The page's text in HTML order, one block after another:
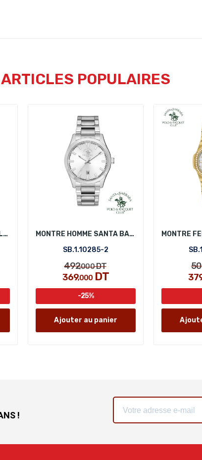
ARTICLES POPULAIRES
MONTRE FEMME DANIEL KLEIN DK.1.13938-4
MONTRE HOMME SANTA BARBARA POLO SB.1.10285-2
SB.1.10285-2
492,000DT
369,000 DT
-25%
Ajouter au panier
!